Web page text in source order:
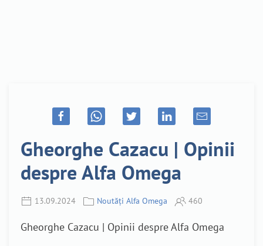
Gheorghe Cazacu | Opinii
despre Alfa Omega
13.09.2024 Noutăți Alfa Omega 460
Gheorghe Cazacu | Opinii despre Alfa Omega